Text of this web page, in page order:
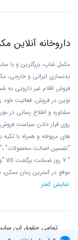
داروخانه آنلاین
مکمل شاپ، بزرگترین و با
بدنسازی ایرانی و خارجی،
فروش اقلام غیر دارویی به شماره 143/1400/
نوين در فروش، فعاليت خود
مشاوره و اطلاع رسانی در
روی قرار دادن سياست فروش
های مربوطه و همراه با
"تضمين اصالت محصولات"
" 7 روز ضمانت برگشت
موقع در کمترين زمان
نمایش کمتر
تمامی حقوق این